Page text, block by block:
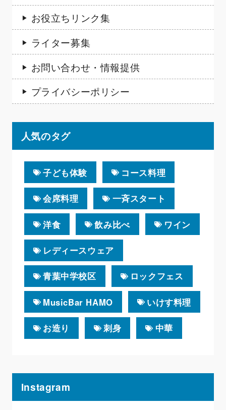
人気のタグ
子ども体験 コース料理
会席料理 一斉スタート
洋食 飲み比べ ワイン
レディースウェア
青葉中学校区 ロックフェス
MusicBar HAMO いけす料理
お造り 刺身 中華
お役立ちリンク集
ライター募集
お問い合わせ・情報提供
プライバシーポリシー
Instagram